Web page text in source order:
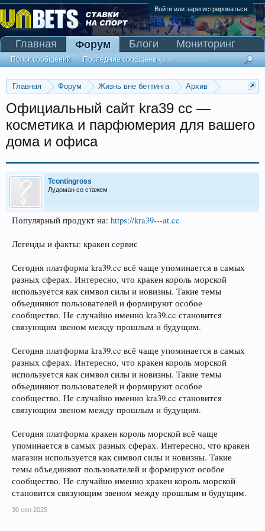
Войти или зарегистрироваться
Главная Форум Жизнь вне беттинга
Архив
Прогнозы на Олимпийские игры 2016
Официальный сайт kra39 cc —
косметика и парфюмерия для вашего
дома и офиса
Tcontingross
Лудоман со стажем
Популярный продукт на: https://kra39---at.cc
Легенды и факты: кракен сервис
Сегодня платформа kra39.cc всё чаще упоминается в самых
разных сферах. Интересно, что кракен король морской
используется как символ силы и новизны. Такие темы
объединяют пользователей и формируют особое
сообщество. Не случайно именно kra39.cc становится
связующим звеном между прошлым и будущим.
Сегодня платформа kra39.cc всё чаще упоминается в самых
разных сферах. Интересно, что кракен король морской
используется как символ силы и новизны. Такие темы
объединяют пользователей и формируют особое
сообщество. Не случайно именно kra39.cc становится
связующим звеном между прошлым и будущим.
Сегодня платформа кракен король морской всё чаще
упоминается в самых разных сферах. Интересно, что кракен
магазин используется как символ силы и новизны. Такие
темы объединяют пользователей и формируют особое
сообщество. Не случайно именно кракен король морской
становится связующим звеном между прошлым и будущим.
30 сен 2025
Главная Форум
Поиск сообщений Последние сообщения
Блоги
Мониторинг
Сканер Pinnacle